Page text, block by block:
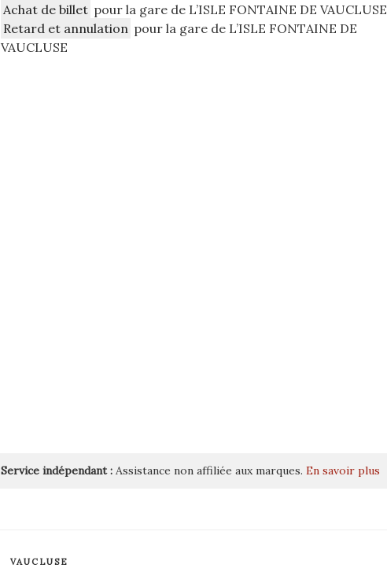
Achat de billet pour la gare de L’ISLE FONTAINE DE VAUCLUSE
Retard et annulation pour la gare de L’ISLE FONTAINE DE
VAUCLUSE
Service indépendant : Assistance non affiliée aux marques. En savoir plus
CATÉGORIES
VAUCLUSE